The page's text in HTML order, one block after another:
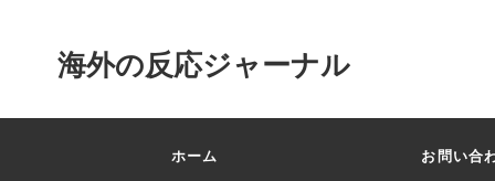
海外の反応ジャーナル
ホーム お問い合